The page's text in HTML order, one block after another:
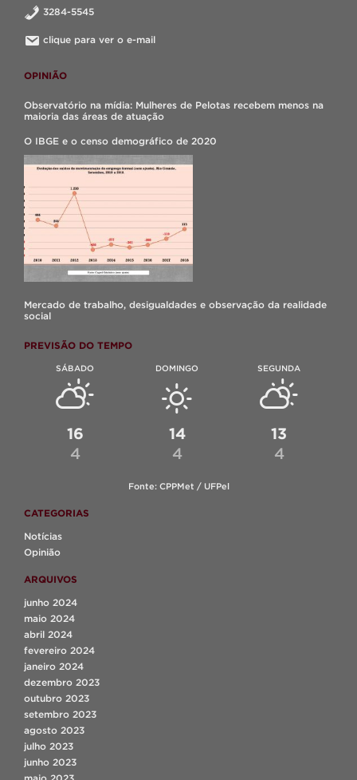
3284-5545
clique para ver o e-mail
OPINIÃO
Observatório na mídia: Mulheres de Pelotas recebem menos na
maioria das áreas de atuação
O IBGE e o censo demográfico de 2020
Mercado de trabalho, desigualdades e observação da realidade
social
PREVISÃO DO TEMPO
SÁBADO
16
4
DOMINGO
14
4
SEGUNDA
13
4
Fonte: CPPMet / UFPel
CATEGORIAS
Notícias
Opinião
ARQUIVOS
junho 2024
maio 2024
abril 2024
fevereiro 2024
janeiro 2024
dezembro 2023
outubro 2023
setembro 2023
agosto 2023
julho 2023
junho 2023
maio 2023